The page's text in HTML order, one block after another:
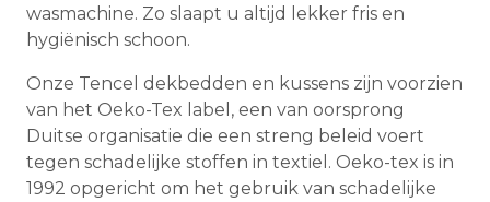
wasmachine. Zo slaapt u altijd lekker fris en
hygiënisch schoon.
Onze Tencel dekbedden en kussens zijn voorzien
van het Oeko-Tex label, een van oorsprong
Duitse organisatie die een streng beleid voert
tegen schadelijke stoffen in textiel. Oeko-tex is in
1992 opgericht om het gebruik van schadelijke